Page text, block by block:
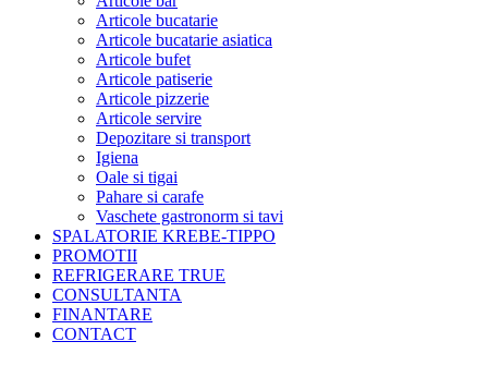
Articole bucatarie
Articole bucatarie asiatica
Articole bufet
Articole patiserie
Articole pizzerie
Articole servire
Depozitare si transport
Igiena
Oale si tigai
Pahare si carafe
Vaschete gastronorm si tavi
SPALATORIE KREBE-TIPPO
PROMOTII
REFRIGERARE TRUE
CONSULTANTA
FINANTARE
CONTACT